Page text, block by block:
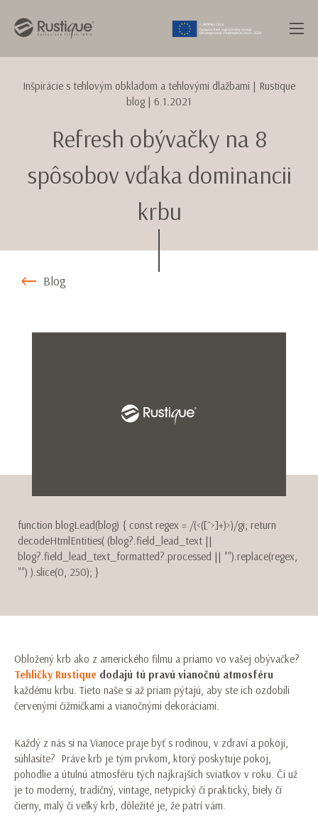
Inšpirácie s tehlovým obkladom a tehlovými dlažbami | Rustique
blog | 6.1.2021
Refresh obývačky na 8
spôsobov vďaka dominancii
krbu
Blog
function blogLead(blog) { const regex = /(<([^>]+)>)/gi; return
decodeHtmlEntities( (blog?.field_lead_text ||
blog?.field_lead_text_formatted?.processed || "").replace(regex,
"") ).slice(0, 250); }
Obložený krb ako z amerického filmu a priamo vo vašej obývačke?
Tehličky Rustique dodajú tú pravú vianočnú atmosféru
každému krbu. Tieto naše si až priam pýtajú, aby ste ich ozdobili
červenými čižmičkami a vianočnými dekoráciami.
Každý z nás si na Vianoce praje byť s rodinou, v zdraví a pokoji,
súhlasíte? Práve krb je tým prvkom, ktorý poskytuje pokoj,
pohodlie a útulnú atmosféru tých najkrajších sviatkov v roku. Či už
je to moderný, tradičný, vintage, netypický či praktický, biely či
čierny, malý či veľký krb, dôležité je, že patrí vám.